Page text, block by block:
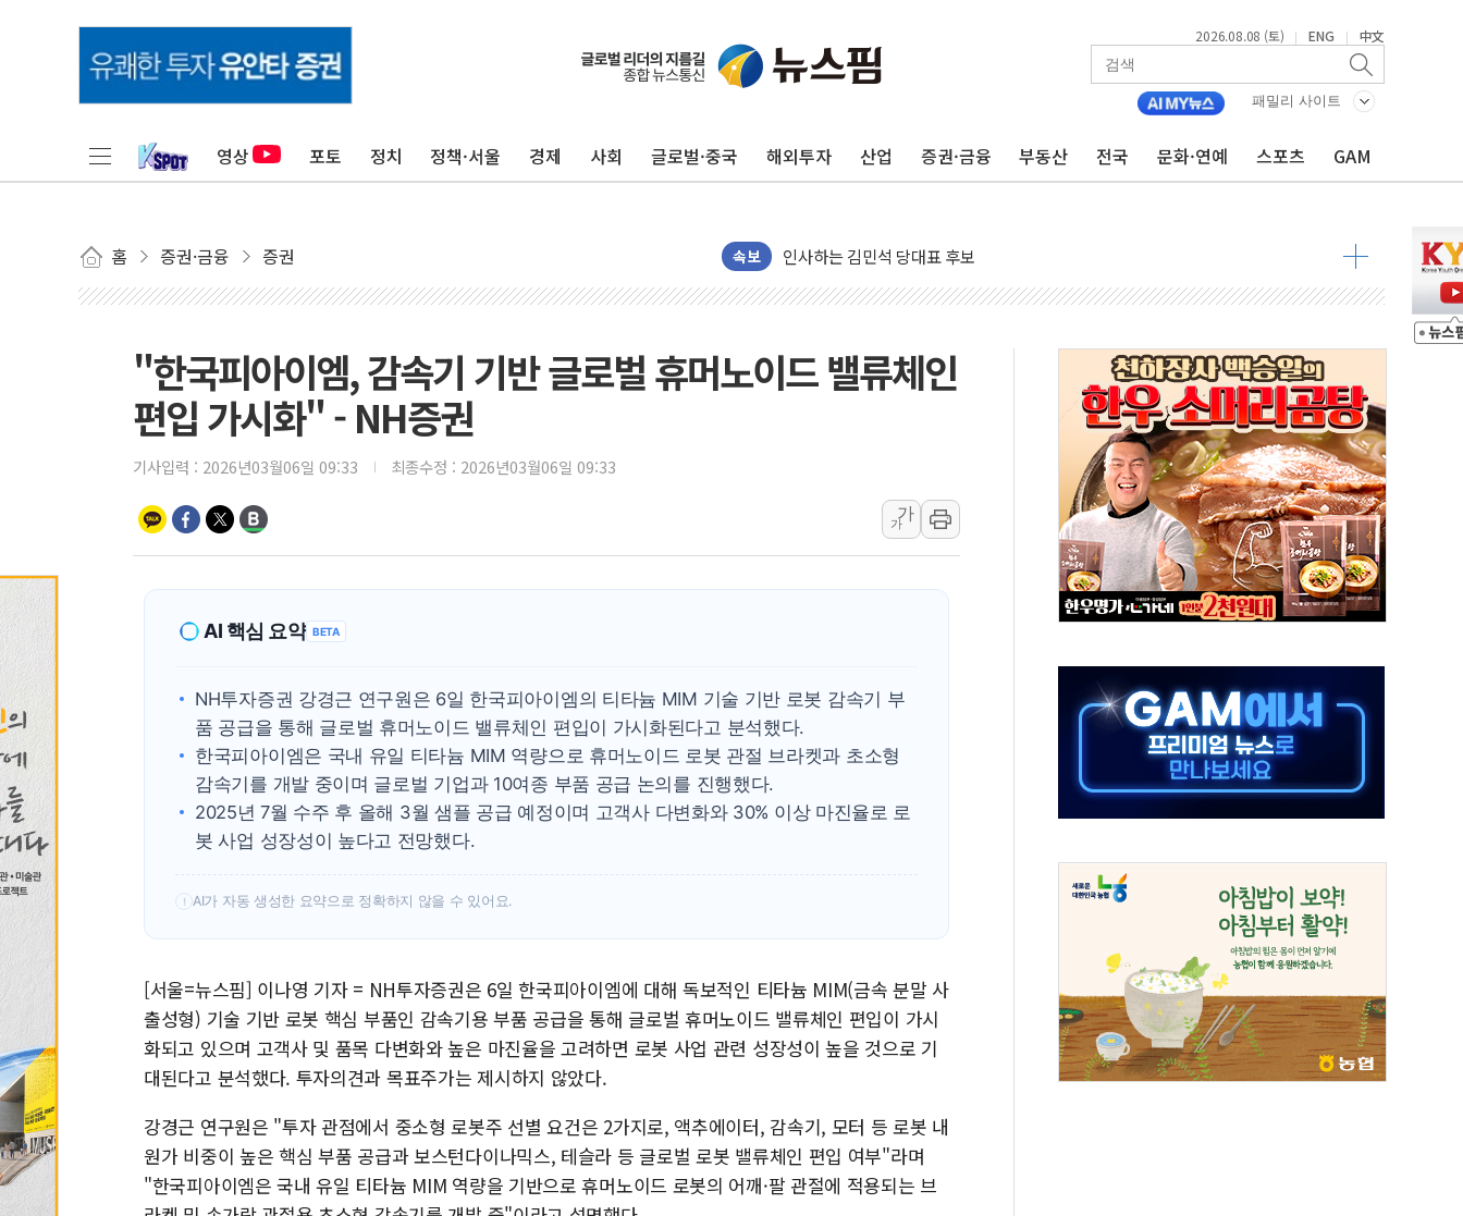
2026.08.08 (토) | ENG | 中文
패밀리 사이트
영상 포토 정치 정책·서울 경제 사회 글로벌·중국 해외투자 산업 증권·금융 부동산 전국 문화·연예 스포츠 GAM
홈 증권·금융 증권 속보
포항시 재난예산 40억 긴급 투입…고수온 양식장 복구·지원 '총력'
울진·영덕 '호우특보'-포항 '산사태 주의보'...경북도, 호우 피해·통제구간 없어
[종합] 김민석, 정청래에 '0.86%p' 차 재역전 성공...金 45.42% vs 鄭 44.56%
인천 합동연설회 나선 송영길·정청래·김민석 당대표 후보
인사하는 김민석 당대표 후보
[속보] 민주, 제주·인천 경선 결과 발표...김민석 47.75% 정청래 42.08%
[속보] 민주, 제주 경선 결과 발표...김민석 52.64% 정청래 39.89% 송영길 7.47%
이번주 국내 주요 금융일정(8.10~8.14)
美, 이란전 출구전략 만지작…공습 한계·탄약 부족 현실화
강릉·동해·삼척 시간당 최대 50㎜ 폭우…강원 동해안 강한 비 이어져
폐기물 수거하다 참변…60대 환경미화원 수거차에 치여 사망
서울 중랑구 주택가서 흉기 난동…60대 남성 2명 숨져
李대통령 "결혼 때문에 손해 보는 일 없게"…'결혼 페널티' 22개 과제 손본다
여수 오동도 인근 해상서 모터보트 전복…1명 사망·1명 실종
추미애, '위안부' 피해자 기림의 날 참석..."국제적 시민 연대로 목소리 내야"
인천서 말다툼 중 어머니 흉기 살해 10대 아들 체포
'화합' 꺼낸 김민석에 '뻔뻔' 받아친 정청래…제주 연설서 신경전 고조
"한국피아이엠, 감속기 기반 글로벌 휴머노이드 밸류체인
편입 가시화" - NH증권
기사입력 : 2026년03월06일 09:33 최종수정 : 2026년03월06일 09:33
가
가
AI 핵심 요약 BETA
NH투자증권 강경근 연구원은 6일 한국피아이엠의 티타늄 MIM 기술 기반 로봇 감속기 부
품 공급을 통해 글로벌 휴머노이드 밸류체인 편입이 가시화된다고 분석했다.
한국피아이엠은 국내 유일 티타늄 MIM 역량으로 휴머노이드 로봇 관절 브라켓과 초소형
감속기를 개발 중이며 글로벌 기업과 10여종 부품 공급 논의를 진행했다.
2025년 7월 수주 후 올해 3월 샘플 공급 예정이며 고객사 다변화와 30% 이상 마진율로 로
봇 사업 성장성이 높다고 전망했다.
! AI가 자동 생성한 요약으로 정확하지 않을 수 있어요.
[서울=뉴스핌] 이나영 기자 = NH투자증권은 6일 한국피아이엠에 대해 독보적인 티타늄 MIM(금속 분말 사
출성형) 기술 기반 로봇 핵심 부품인 감속기용 부품 공급을 통해 글로벌 휴머노이드 밸류체인 편입이 가시
화되고 있으며 고객사 및 품목 다변화와 높은 마진율을 고려하면 로봇 사업 관련 성장성이 높을 것으로 기
대된다고 분석했다. 투자의견과 목표주가는 제시하지 않았다.
강경근 연구원은 "투자 관점에서 중소형 로봇주 선별 요건은 2가지로, 액추에이터, 감속기, 모터 등 로봇 내
원가 비중이 높은 핵심 부품 공급과 보스턴다이나믹스, 테슬라 등 글로벌 로봇 밸류체인 편입 여부"라며
"한국피아이엠은 국내 유일 티타늄 MIM 역량을 기반으로 휴머노이드 로봇의 어깨·팔 관절에 적용되는 브